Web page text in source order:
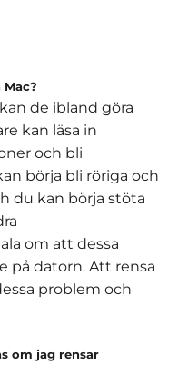
de ibland göra
kan läsa in
och bli
börja bli röriga och
du kan börja stöta
om att dessa
på datorn. Att rensa
problem och
om jag rensar